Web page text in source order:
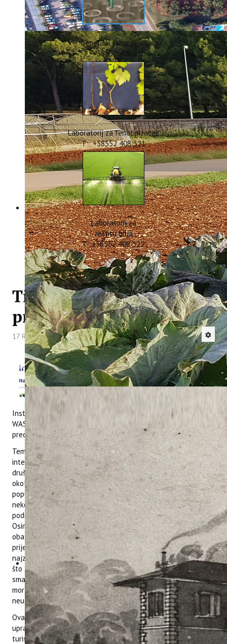
Genetički laboratorij
T: +38552 408 336
Laboratorij za fenotipizaciju
T: +38552 408 321
Laboratorij za
zaštitu bilja
T: +38552 408 322
Tiskovna konferencija
projekta WASTEREDUCE
17 Rujan 2024 Hitova: 1644
Dana 24. srpnja 2024. godine,
održana je konferencija za
novinare u prostorijama
Instituta za poljoprivredu i
Institut za poljoprivredu i turizam, predstavio je projekt
WASTEREDUCE. Aktivnosti projekta dodatno su pojasnili
predstavnici Natura Histrica i Istarske županije.
Tema projekta predstavlja nastavak rada na
interdisciplinarnim projektima koji povezuju prirodne i
društvene teme, s posebnim naglaskom na utjecaj turizma na
okoliš. Italija i Hrvatska dijele Jadransko more, kao i izazove
poput zagađenja. Zbog sve većeg broja posjetitelja, otpad se
nekontrolirano gomila na kopnu u zaštićenim područjima i
područjima Natura 2000, što dovodi do zagađenja okoliša.
Osim toga, otpad (npr. prenesen rijekama ili uzrokovan
obalnim turizmom) često završava u Jadranskom moru,
prijeteći vodenom okolišu. Ovaj problem jedan je od
najznačajnijih ekoloških problema s prekograničnim utjecajem,
što zahtijeva zajedničko upravljanje otpadom. Aktivnosti za
smanjenje otpada u zajedničkom području Jadranskog mora
moraju biti usklađene preko granica kako bi se izbjegli
neučinkoviti pristupi.
Ovaj projekt će pomoći u poboljšanju politika i praksi
upravljanja otpadom, podizanju svijesti i promjeni ponašanja
turista, posjetitelja i drugih dionika, smanjenju ekoloških i